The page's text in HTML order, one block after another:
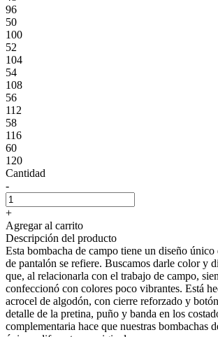
96
50
100
52
104
54
108
56
112
58
116
60
120
Cantidad
-
+
Agregar al carrito
Descripción del producto
Esta bombacha de campo tiene un diseño único
de pantalón se refiere. Buscamos darle color y
que, al relacionarla con el trabajo de campo,
confeccionó con colores poco vibrantes. Está
acrocel de algodón, con cierre reforzado y
detalle de la pretina, puño y banda en los
complementaria hace que nuestras bombachas